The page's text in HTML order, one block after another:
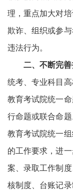
理，重点加大对
欺诈、组织或参
违法行为。
二、不断完善
统考、专业科目
教育考试院统一
行命题或联合命
教育考试院统一
的工作要求，进
案、录取工作制
核制度、台账记